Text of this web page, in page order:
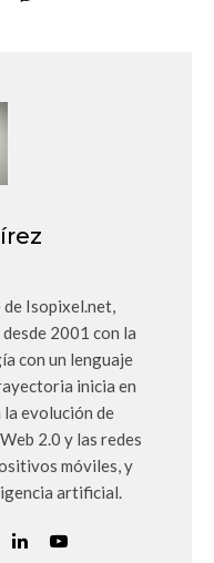
Isopixel.net,
2001 con la
con un lenguaje
inicia en
evolución de
2.0 y las redes
móviles, y
artificial.